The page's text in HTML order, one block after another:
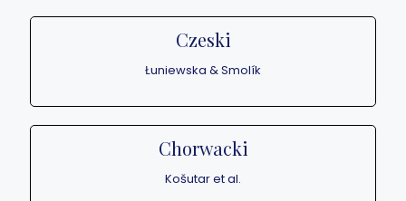
Czeski
Łuniewska & Smolík
Chorwacki
Košutar et al.